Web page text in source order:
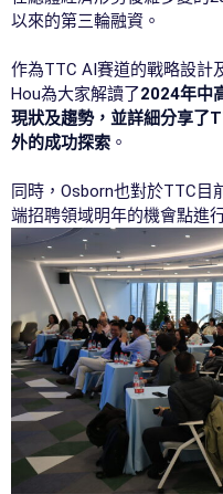
以來的第三輪融資。
作為TTC AI賽道的戰略設計
Hou為大家解讀了2024年中
現狀及趨勢，並詳細分享了
外的成功探索 。
同時，Osborn也對於TTC目
端招聘領域明年的機會點進